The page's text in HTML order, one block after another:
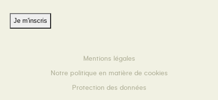
Mentions légales
Notre politique en matière de cookies
Protection des données